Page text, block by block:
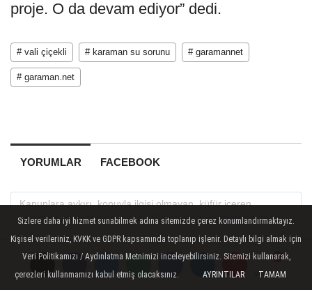
Yorumlar
Yorumlar
proje. O da devam ediyor” dedi.
# vali çiçekli # karaman su sorunu # garamannet
# garaman.net
YORUMLAR FACEBOOK
Sizlere daha iyi hizmet sunabilmek adına sitemizde çerez konumlandırmaktayız.
Kişisel verileriniz, KVKK ve GDPR kapsamında toplanıp işlenir. Detaylı bilgi almak için
Veri Politikamızı / Aydınlatma Metnimizi inceleyebilirsiniz. Sitemizi kullanarak,
çerezleri kullanmamızı kabul etmiş olacaksınız.
AYRINTILAR TAMAM